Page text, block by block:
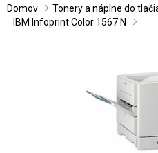
Domov Tonery a náplne do
IBM Infoprint Color 1567 N